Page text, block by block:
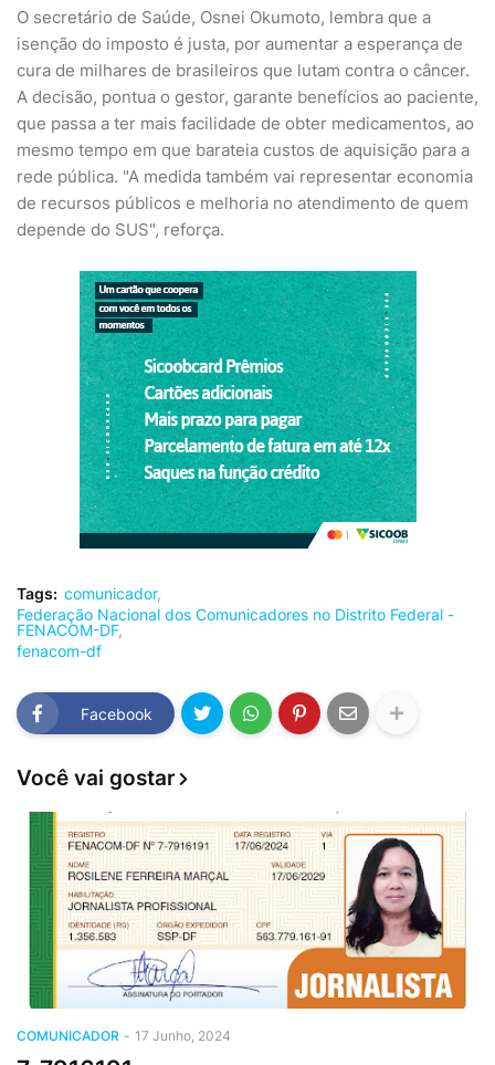
O secretário de Saúde, Osnei Okumoto, lembra que a
isenção do imposto é justa, por aumentar a esperança de
cura de milhares de brasileiros que lutam contra o câncer.
A decisão, pontua o gestor, garante benefícios ao paciente,
que passa a ter mais facilidade de obter medicamentos, ao
mesmo tempo em que barateia custos de aquisição para a
rede pública. "A medida também vai representar economia
de recursos públicos e melhoria no atendimento de quem
depende do SUS", reforça.
Tags: comunicador
Federação Nacional dos Comunicadores no Distrito Federal -
FENACOM-DF
fenacom-df
Facebook
Você vai gostar
COMUNICADOR - 17 Junho, 2024